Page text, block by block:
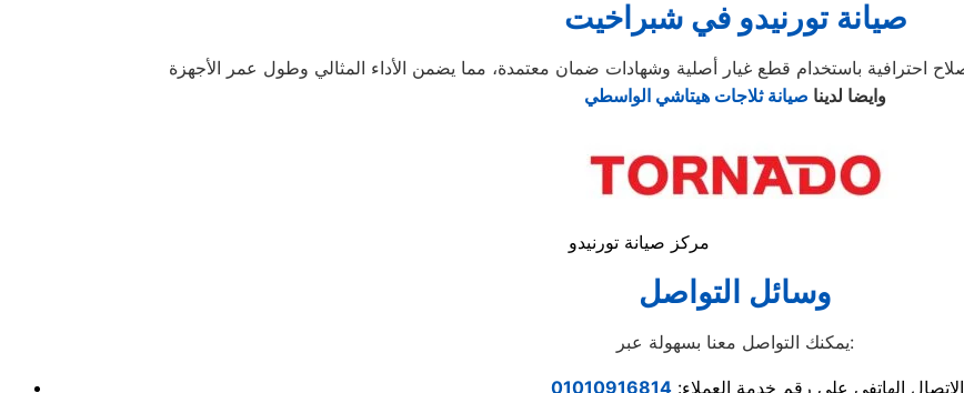
صيانة تورنيدو في شبراخيت
وايضا لدينا صيانة ثلاجات هيتاشي الواسطي
مركز صيانة تورنيدو
وسائل التواصل
يمكنك التواصل معنا بسهولة عبر:
الاتصال الهاتفي على رقم خدمة العملاء: 01010916814